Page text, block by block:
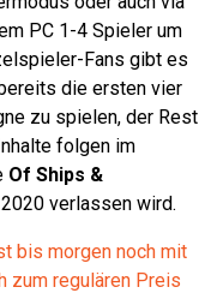
PC 1-4 Spieler um
Fans gibt es
die ersten vier
zu spielen, der Rest
folgen im
Of Ships &
verlassen wird.
bis morgen noch mit
zum regulären Preis